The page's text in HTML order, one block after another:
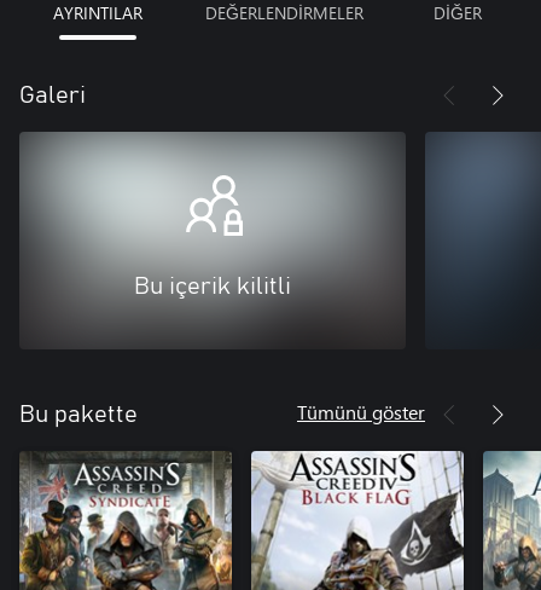
AYRINTILAR DEĞERLENDİRMELER DİĞER
Galeri
Bu içerik kilitli
Bu pakette Tümünü göster